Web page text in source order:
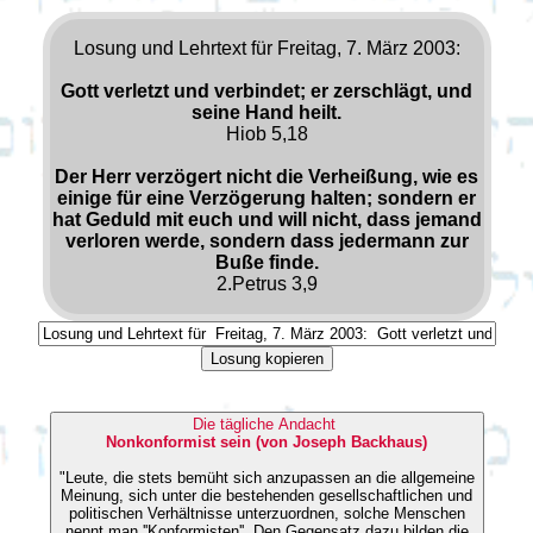
Losung und Lehrtext für Freitag, 7. März 2003:
Gott verletzt und verbindet; er zerschlägt, und
seine Hand heilt.
Hiob 5,18
Der Herr verzögert nicht die Verheißung, wie es
einige für eine Verzögerung halten; sondern er
hat Geduld mit euch und will nicht, dass jemand
verloren werde, sondern dass jedermann zur
Buße finde.
2.Petrus 3,9
Losung kopieren
Die tägliche Andacht
Nonkonformist sein (von Joseph Backhaus)
"Leute, die stets bemüht sich anzupassen an die allgemeine
Meinung, sich unter die bestehenden gesellschaftlichen und
politischen Verhältnisse unterzuordnen, solche Menschen